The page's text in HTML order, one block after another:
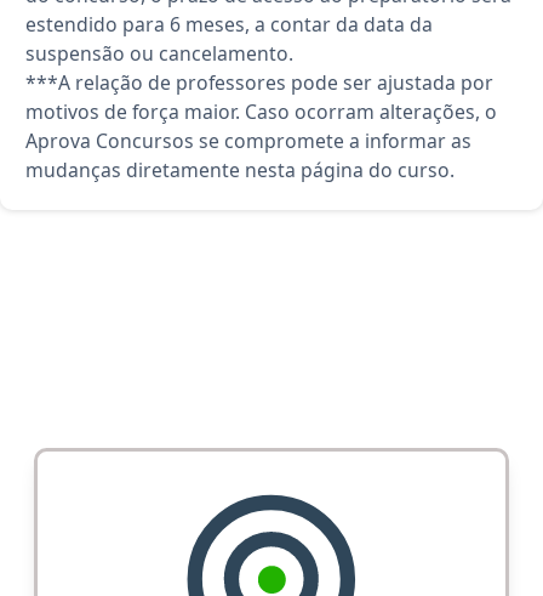
estendido para 6 meses, a contar da data da
suspensão ou cancelamento.
***A relação de professores pode ser ajustada por
motivos de força maior. Caso ocorram alterações, o
Aprova Concursos se compromete a informar as
mudanças diretamente nesta página do curso.